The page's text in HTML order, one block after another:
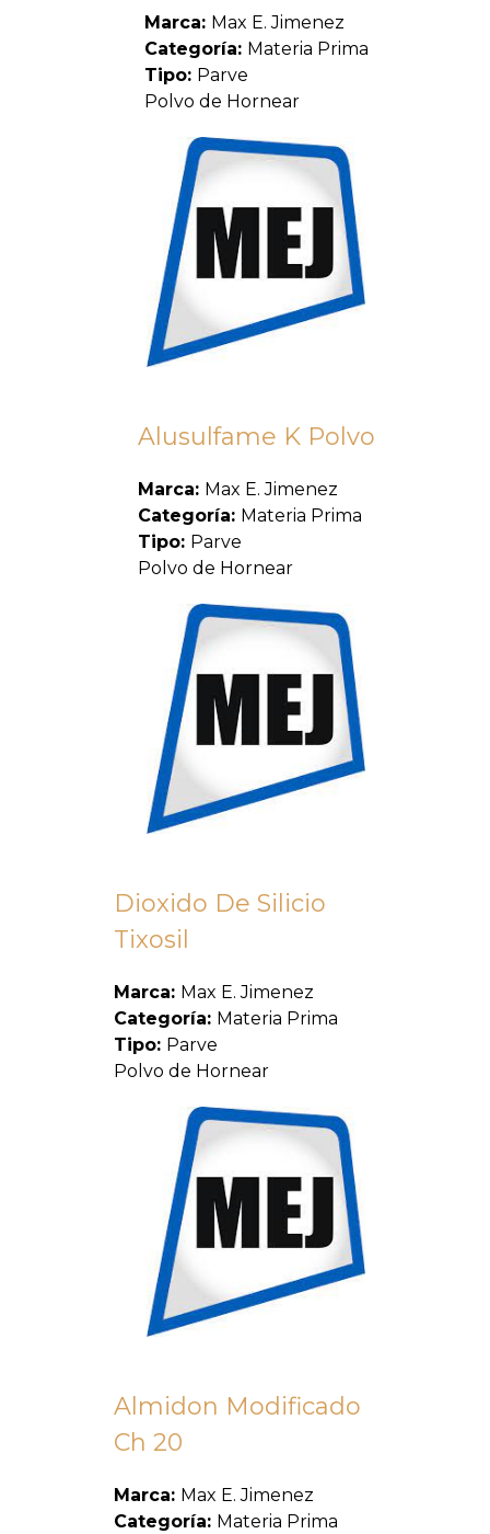
Marca: Max E. Jimenez
Categoría: Materia Prima
Tipo: Parve
Polvo de Hornear
Alusulfame K Polvo
Marca: Max E. Jimenez
Categoría: Materia Prima
Tipo: Parve
Polvo de Hornear
Dioxido De Silicio
Tixosil
Marca: Max E. Jimenez
Categoría: Materia Prima
Tipo: Parve
Polvo de Hornear
Almidon Modificado
Ch 20
Marca: Max E. Jimenez
Categoría: Materia Prima